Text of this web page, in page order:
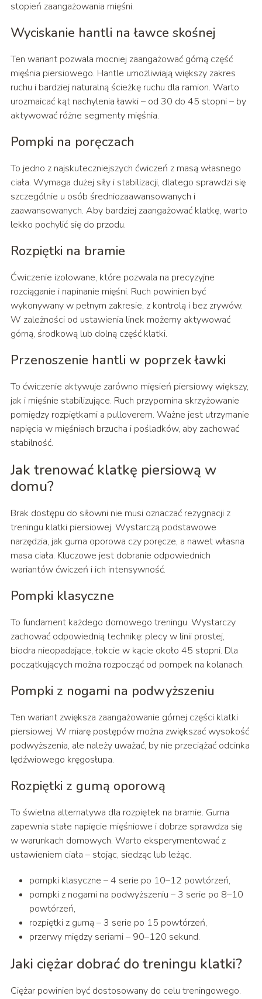
stopień zaangażowania mięśni.
Wyciskanie hantli na ławce skośnej
Ten wariant pozwala mocniej zaangażować górną część
mięśnia piersiowego. Hantle umożliwiają większy zakres
ruchu i bardziej naturalną ścieżkę ruchu dla ramion. Warto
urozmaicać kąt nachylenia ławki – od 30 do 45 stopni – by
aktywować różne segmenty mięśnia.
Pompki na poręczach
To jedno z najskuteczniejszych ćwiczeń z masą własnego
ciała. Wymaga dużej siły i stabilizacji, dlatego sprawdzi się
szczególnie u osób średniozaawansowanych i
zaawansowanych. Aby bardziej zaangażować klatkę, warto
lekko pochylić się do przodu.
Rozpiętki na bramie
Ćwiczenie izolowane, które pozwala na precyzyjne
rozciąganie i napinanie mięśni. Ruch powinien być
wykonywany w pełnym zakresie, z kontrolą i bez zrywów.
W zależności od ustawienia linek możemy aktywować
górną, środkową lub dolną część klatki.
Przenoszenie hantli w poprzek ławki
To ćwiczenie aktywuje zarówno mięsień piersiowy większy,
jak i mięśnie stabilizujące. Ruch przypomina skrzyżowanie
pomiędzy rozpiętkami a pulloverem. Ważne jest utrzymanie
napięcia w mięśniach brzucha i pośladków, aby zachować
stabilność.
Jak trenować klatkę piersiową w
domu?
Brak dostępu do siłowni nie musi oznaczać rezygnacji z
treningu klatki piersiowej. Wystarczą podstawowe
narzędzia, jak guma oporowa czy poręcze, a nawet własna
masa ciała. Kluczowe jest dobranie odpowiednich
wariantów ćwiczeń i ich intensywność.
Pompki klasyczne
To fundament każdego domowego treningu. Wystarczy
zachować odpowiednią technikę: plecy w linii prostej,
biodra nieopadające, łokcie w kącie około 45 stopni. Dla
początkujących można rozpocząć od pompek na kolanach.
Pompki z nogami na podwyższeniu
Ten wariant zwiększa zaangażowanie górnej części klatki
piersiowej. W miarę postępów można zwiększać wysokość
podwyższenia, ale należy uważać, by nie przeciążać odcinka
lędźwiowego kręgosłupa.
Rozpiętki z gumą oporową
To świetna alternatywa dla rozpiętek na bramie. Guma
zapewnia stałe napięcie mięśniowe i dobrze sprawdza się
w warunkach domowych. Warto eksperymentować z
ustawieniem ciała – stojąc, siedząc lub leżąc.
pompki klasyczne – 4 serie po 10–12 powtórzeń,
pompki z nogami na podwyższeniu – 3 serie po 8–10
powtórzeń,
rozpiętki z gumą – 3 serie po 15 powtórzeń,
przerwy między seriami – 90–120 sekund.
Jaki ciężar dobrać do treningu klatki?
Ciężar powinien być dostosowany do celu treningowego.